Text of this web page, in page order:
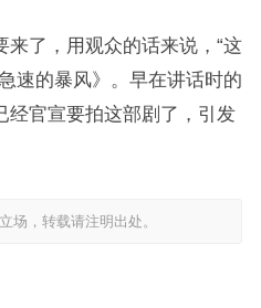
了，用观众的话来说，“这
速的暴风》。早在讲话时的
经官宣要拍这部剧了，引发
场，转载请注明出处。